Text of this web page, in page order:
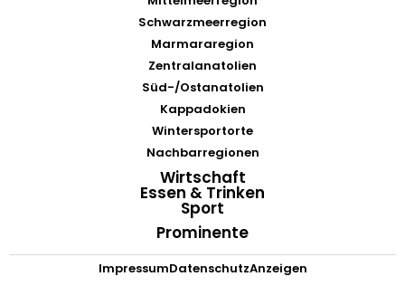
Schwarzmeerregion
Marmararegion
Zentralanatolien
Süd-/Ostanatolien
Kappadokien
Wintersportorte
Nachbarregionen
Wirtschaft
Essen & Trinken
Sport
Prominente
ImpressumDatenschutzAnzeigen